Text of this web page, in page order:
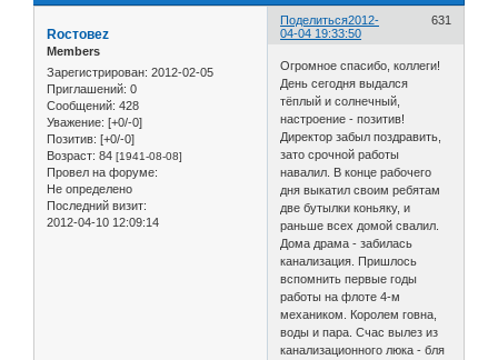
Поделиться 631
2012-
04-04 19:33:50
Roстовеz
Members
Зарегистрирован: 2012-02-05
Приглашений: 0
Сообщений: 428
Уважение: [+0/-0]
Позитив: [+0/-0]
Возраст: 84 [1941-08-08]
Провел на форуме:
Не определено
Последний визит:
2012-04-10 12:09:14
Огромное спасибо, коллеги!
День сегодня выдался
тёплый и солнечный,
настроение - позитив!
Директор забыл поздравить,
зато срочной работы
навалил. В конце рабочего
дня выкатил своим ребятам
две бутылки коньяку, и
раньше всех домой свалил.
Дома драма - забилась
канализация. Пришлось
вспомнить первые годы
работы на флоте 4-м
механиком. Королем говна,
воды и пара. Счас вылез из
канализационного люка - бля